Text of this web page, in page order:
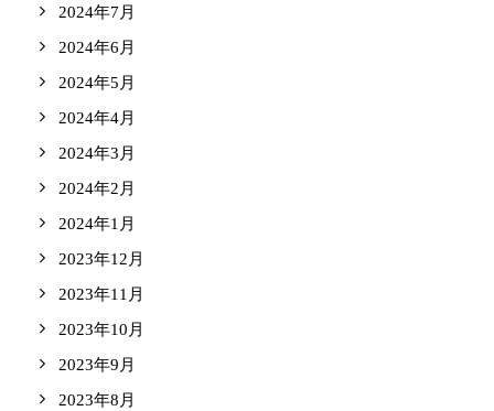
2024年7月
2024年6月
2024年5月
2024年4月
2024年3月
2024年2月
2024年1月
2023年12月
2023年11月
2023年10月
2023年9月
2023年8月